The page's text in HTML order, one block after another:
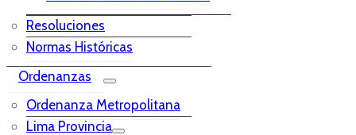
Resoluciones
Normas Históricas
Ordenanzas
Ordenanza Metropolitana
Lima Provincia